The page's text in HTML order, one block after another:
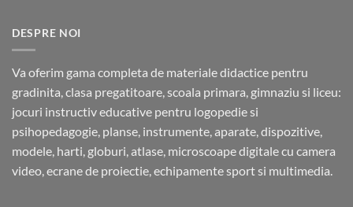
DESPRE NOI
Va oferim gama completa de materiale didactice pentru
gradinita, clasa pregatitoare, scoala primara, gimnaziu si liceu:
jocuri instructiv educative pentru logopedie si
psihopedagogie, planse, instrumente, aparate, dispozitive,
modele, harti, globuri, atlase, microscoape digitale cu camera
video, ecrane de proiectie, echipamente sport si multimedia.